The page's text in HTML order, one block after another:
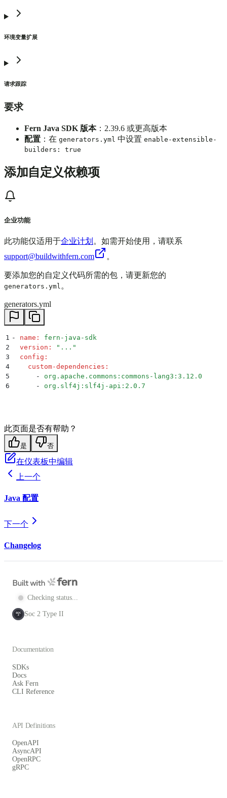
环境变量扩展
请求跟踪
要求
Fern Java SDK 版本：2.39.6 或更高版本
配置 ：在 generators.yml 中设置 enable-extensible-
builders: true
添加自定义依赖项
企业功能
此功能仅适用于企业计划 。如需开始使用，请联系
support@buildwithfern.com
。
要添加您的自定义代码所需的包，请更新您的
generators.yml 。
generators.yml
1 - name :
fern-java-sdk
2
  version
: " ... "
3
  config
:
4
    custom-dependencies
:
5
      -
org.apache.commons:commons-lang3:3.12.0
6
      -
org.slf4j:slf4j-api:2.0.7
此页面是否有帮助？
是 否
在仪表板中编辑
上一个
Java 配置
下一个
Changelog
Checking status...
SOC
2 Soc 2 Type II
Documentation
SDKs
Docs
Ask Fern
CLI Reference
API Definitions
OpenAPI
AsyncAPI
OpenRPC
gRPC